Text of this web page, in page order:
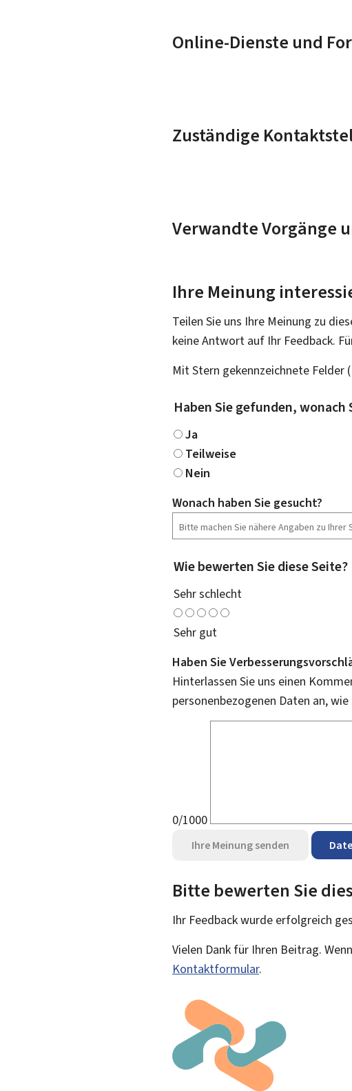
Online-Dienste und
Zuständige
Verwandte Vorgänge
Ihre Meinung
Teilen Sie uns Ihre Meinung zu
keine Antwort auf Ihr Feedback.
Mit Stern gekennzeichnete Felder (
Haben Sie gefunden, wonach
Ja
Teilweise
Nein
Wonach haben Sie gesucht?
Wie bewerten Sie diese Seite?
Sehr schlecht
Sehr gut
Haben Sie
Hinterlassen Sie uns einen
personenbezogenen Daten an,
0/1000
Ihre Meinung senden
Bitte bewerten Sie
Ihr Feedback wurde erfolgreich
Vielen Dank für Ihren Beitrag.
Kontaktformular.